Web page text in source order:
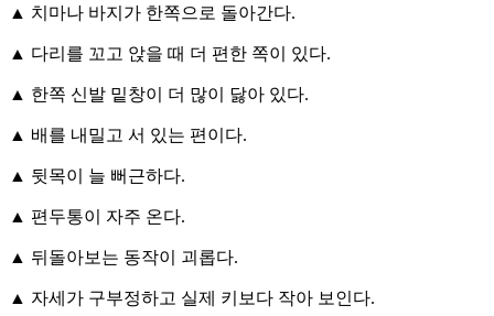
▲ 치마나 바지가 한쪽으로 돌아간다.
▲ 다리를 꼬고 앉을 때 더 편한 쪽이 있다.
▲ 한쪽 신발 밑창이 더 많이 닳아 있다.
▲ 배를 내밀고 서 있는 편이다.
▲ 뒷목이 늘 뻐근하다.
▲ 편두통이 자주 온다.
▲ 뒤돌아보는 동작이 괴롭다.
▲ 자세가 구부정하고 실제 키보다 작아 보인다.